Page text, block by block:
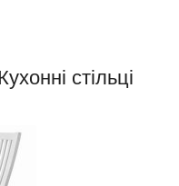
стільці